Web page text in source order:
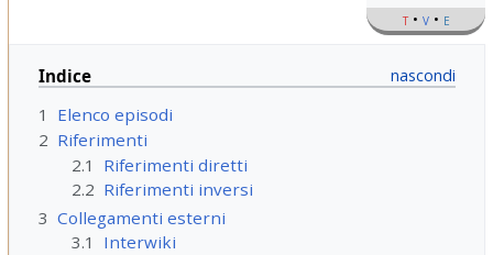
t v e
Indice
1
Elenco episodi
2 Riferimenti
2.1
Riferimenti diretti
2.2 Riferimenti inversi
3 Collegamenti esterni
3.1
Interwiki